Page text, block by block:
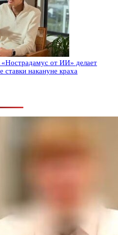
«Нострадамус от ИИ» делает
накануне краха